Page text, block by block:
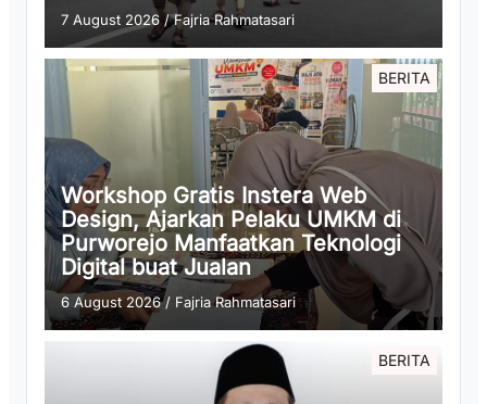
7 August 2026 /Fajria Rahmatasari
BERITA
Workshop Gratis Instera Web
Design, Ajarkan Pelaku UMKM di
Purworejo Manfaatkan Teknologi
Digital buat Jualan
6 August 2026/ Fajria Rahmatasari
BERITA